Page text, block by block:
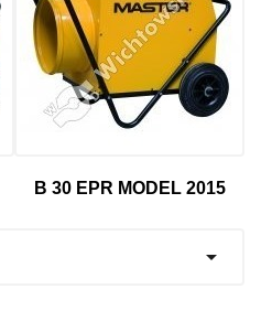
B 30 EPR MODEL 2015
